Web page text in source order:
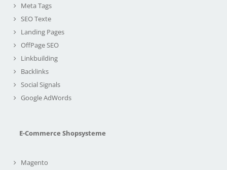
Meta Tags
SEO Texte
Landing Pages
OffPage SEO
Linkbuilding
Backlinks
Social Signals
Google AdWords
E-Commerce Shopsysteme
Magento